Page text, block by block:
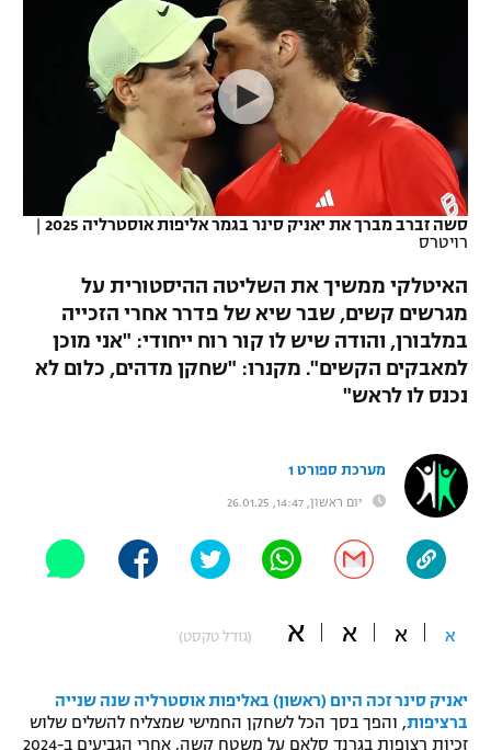
רץ ברשת
תוצאות
לוח שידורים
ברחבה
"מחצית בשכונה" – פודקאסט
תקנון עבור פעילות אלקטרה
גיימינג E-Sports
נבחרת ישראל
בית"ר ירושלים
מכבי תל אביב
הפועל תל אביב
הפועל חיפה
הפועל באר שבע
מכבי נתניה
ליגה ספרדית
ליגה איטלקית
ליגה צרפתית
ליגה הולנדית
ליגה סינית
ליגה ברזילאית
כדורסל נשים
מכבי תל אביב
הפועל חולון
הפועל ירושלים
דני אבדיה
כדוריד
כדורעף
שחייה
אגרוף
ספורט אולימפי
היאבקות WWE
אופניים
כדורמים
פוטבול אמריקאי NFL
סשה זברב מברך את יאניק סינר בגמר אליפות אוסטרליה 2025
|
רויטרס
האיטלקי ממשיך את השליטה ההיסטורית על
מגרשים קשים, שבר שיא של פדרר אחרי הזכייה
במלבורן, והודה שיש לו קור רוח ייחודי: "אני מוכן
למאבקים הקשים". מקנרו: "שחקן מדהים, כלום לא
נכנס לו לראש"
מערכת ספורט 1
יום ראשון, 14:47, 26.01.25
א א א א (גודל טקסט)
יאניק סינר זכה היום (ראשון) באליפות אוסטרליה שנה שנייה
ברציפות, והפך בסך הכל לשחקן החמישי שמצליח להשלים שלוש
זכיות רצופות בגרנד סלאם על משטח קשה, אחרי הגביעים ב-2024